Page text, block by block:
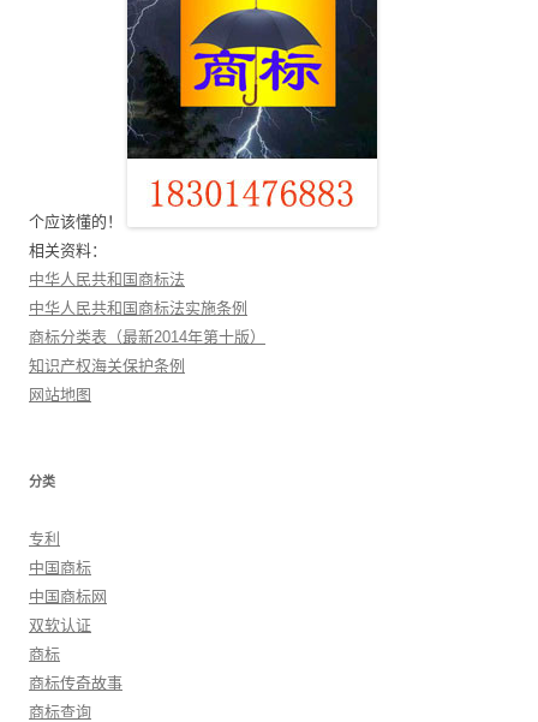
个应该懂的！
相关资料：
中华人民共和国商标法
中华人民共和国商标法实施条例
商标分类表（最新2014年第十版）
知识产权海关保护条例
网站地图
分类
专利
中国商标
中国商标网
双软认证
商标
商标传奇故事
商标查询